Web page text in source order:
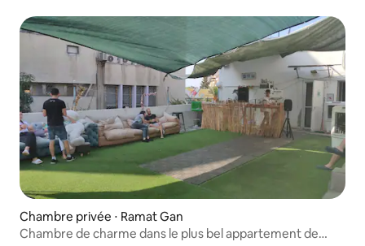
Chambre privée ⋅ Ramat Gan
Chambre de charme dans le plus bel appartement de